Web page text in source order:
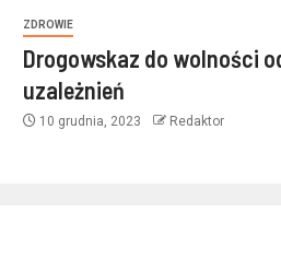
ZDROWIE
Drogowskaz do wolności
uzależnień
10 grudnia, 2023 Redaktor